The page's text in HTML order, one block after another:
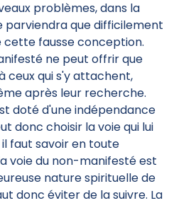
problèmes, dans la
parviendra que difficilement
cette fausse conception.
ne peut offrir que
ceux qui s'y attachent,
après leur recherche.
doté d'une indépendance
donc choisir la voie qui lui
faut savoir en toute
voie du non-manifesté est
nature spirituelle de
donc éviter de la suivre. La